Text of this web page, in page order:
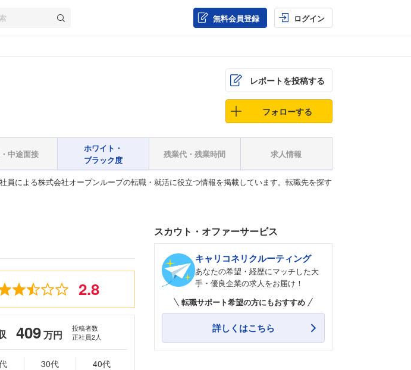
無料会員登録 ログイン
レポートを投稿する
フォローする
中途面接
ホワイト・
ブラック度
残業代・残業時間 求人情報
による株式会社オープンループの転職・就活に役立つ情報を掲載しています。転職先を探す
2.8
409万円
投稿者数
正社員2人
30代
40代
スカウト・オファーサービス
キャリコネリクルーティング
あなたの希望・経歴にマッチした大
手・優良企業の求人をお届け！
転職サポート希望の方にもおすすめ
詳しくはこちら